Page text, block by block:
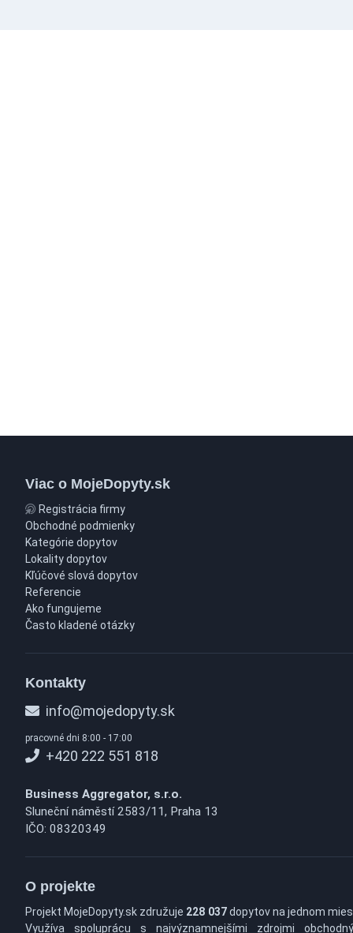
Viac o MojeDopyty.sk
Registrácia firmy
Obchodné podmienky
Kategórie dopytov
Lokality dopytov
Kľúčové slová dopytov
Referencie
Ako fungujeme
Často kladené otázky
Kontakty
info@mojedopyty.sk
pracovné dni 8:00 - 17:00
+420 222 551 818
Business Aggregator, s.r.o.
Sluneční náměstí 2583/11, Praha 13
IČO: 08320349
O projekte
Projekt MojeDopyty.sk združuje 228 037dopytov na jednom
Využíva spoluprácu s najvýznamnejšími zdrojmi